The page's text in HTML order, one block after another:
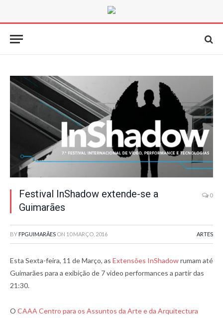
Festival InShadow extende-se a
Guimarães
0
BY FPGUIMARÃES ON 10 MARÇO, 2016 ARTES
Esta Sexta-feira, 11 de Março, as Extensões InShadowrumam até
Guimarães para a exibição de 7 video performances a partir das
21:30.
O CAAA Centro para os Assuntos da Arte e da Arquitectura